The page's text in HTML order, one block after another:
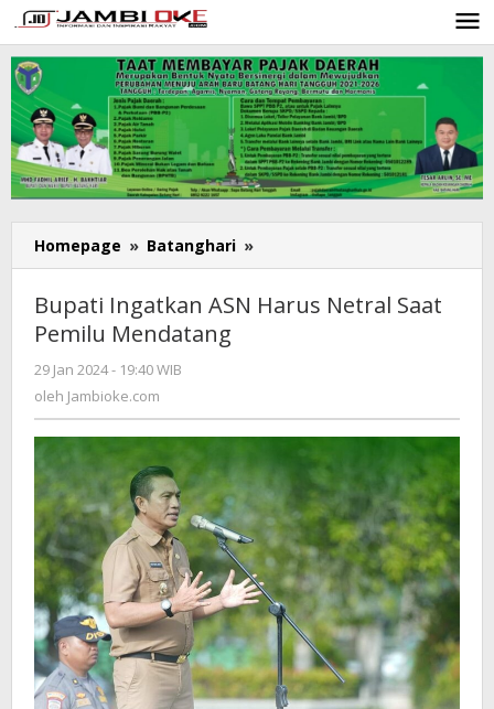
Lewati
ke
konten
Homepage » Batanghari »
Ingatkan
Harus
Bupati Ingatkan ASN Harus Netral Saat
Pemilu Mendatang
29 Jan 2024 - 19:40 WIB
oleh Jambioke.com